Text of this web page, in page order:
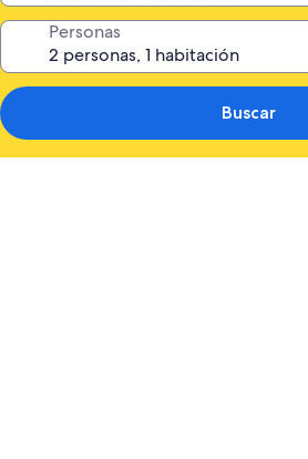
Personas
Buscar